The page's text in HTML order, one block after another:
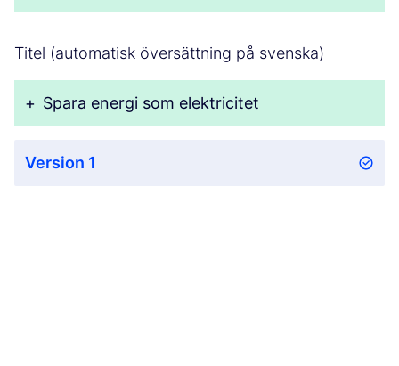
Titel (automatisk översättning på svenska)
+ Spara energi som elektricitet
Version 1